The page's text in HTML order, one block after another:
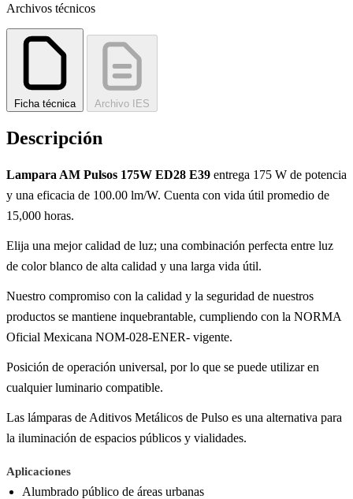
Archivos técnicos
Ficha técnica Archivo IES
Descripción
Lampara AM Pulsos 175W ED28 E39 entrega 175 W de potencia
y una eficacia de 100.00 lm/W. Cuenta con vida útil promedio de
15,000 horas.
Elija una mejor calidad de luz; una combinación perfecta entre luz
de color blanco de alta calidad y una larga vida útil.
Nuestro compromiso con la calidad y la seguridad de nuestros
productos se mantiene inquebrantable, cumpliendo con la NORMA
Oficial Mexicana NOM-028-ENER- vigente.
Posición de operación universal, por lo que se puede utilizar en
cualquier luminario compatible.
Las lámparas de Aditivos Metálicos de Pulso es una alternativa para
la iluminación de espacios públicos y vialidades.
Aplicaciones
Alumbrado público de áreas urbanas